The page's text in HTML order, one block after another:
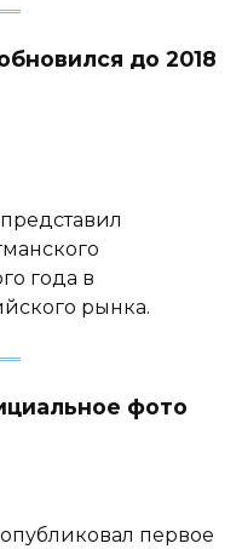
до 2018
года в
рынка.
фото
первое